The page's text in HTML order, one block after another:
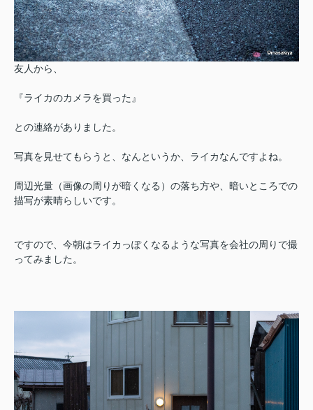
友人から、
『ライカのカメラを買った』
との連絡がありました。
写真を見せてもらうと、なんというか、ライカなんですよね。
周辺光量（画像の周りが暗くなる）の落ち方や、暗いところでの
描写が素晴らしいです。
ですので、今朝はライカっぽくなるような写真を会社の周りで撮
ってみました。